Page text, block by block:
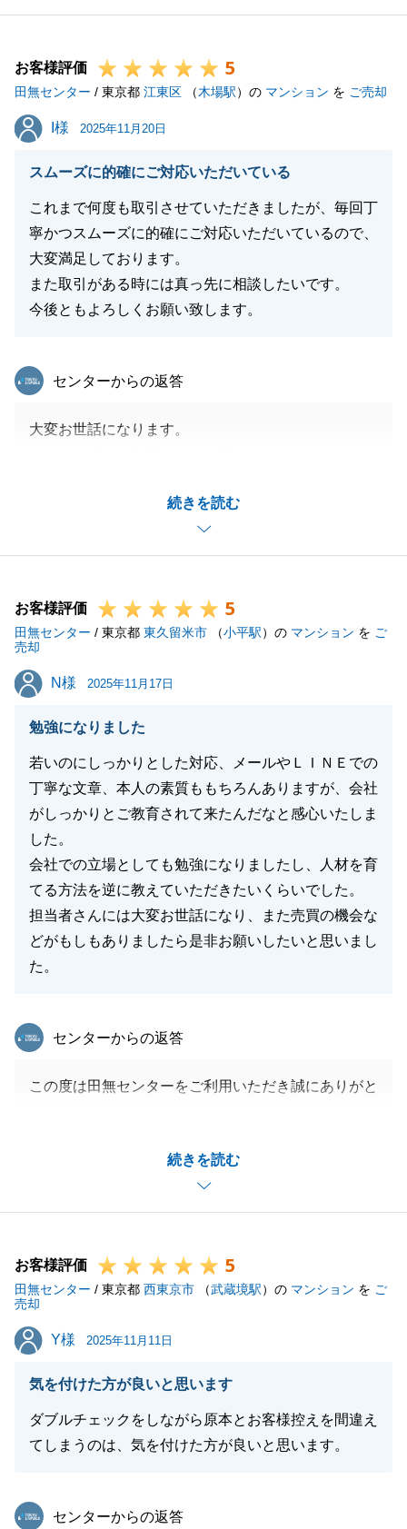
今後もなにかご相談ございましたら、お気軽に申しつ
今後ともよろしくお願い申し上げます。
お客様評価 5
田無センター / 東京都 江東区 （木場駅）の マンション を ご売却
I様
I様 2025年11月20日
スムーズに的確にご対応いただいている
これまで何度も取引させていただきましたが、毎回丁
寧かつスムーズに的確にご対応いただいているので、
大変満足しております。
また取引がある時には真っ先に相談したいです。
今後ともよろしくお願い致します。
続きを読む
東急リバブル
センターからの返答
大変お世話になります。
I様とは長年のお付き合いをさせていただいておりま
して、今までに複数物件のご売却活動に携わらせてい
ただき大変嬉しく思います。
つでもご連絡お待ちしております。よろしくお願いし
ます。
お客様評価 5
田無センター / 東京都 東久留米市 （小平駅）の マンション を ご
売却
N様
N様 2025年11月17日
勉強になりました
若いのにしっかりとした対応、メールやＬＩＮＥでの
丁寧な文章、本人の素質ももちろんありますが、会社
がしっかりとご教育されて来たんだなと感心いたしま
した。
会社での立場としても勉強になりましたし、人材を育
てる方法を逆に教えていただきたいくらいでした。
担当者さんには大変お世話になり、また売買の機会な
どがもしもありましたら是非お願いしたいと思いまし
た。
続きを読む
東急リバブル
センターからの返答
この度は田無センターをご利用いただき誠にありがと
協力のおかげでスムーズにお取引を完了させることが
何か不動産の事に関しましてご相談等ございましたら
今後とも東急リバブルをよろしくお願いいたします。
お客様評価 5
田無センター / 東京都 西東京市 （武蔵境駅）の マンション を ご
売却
Y様
Y様 2025年11月11日
気を付けた方が良いと思います
ダブルチェックをしながら原本とお客様控えを間違え
てしまうのは、気を付けた方が良いと思います。
東急リバブル
センターからの返答